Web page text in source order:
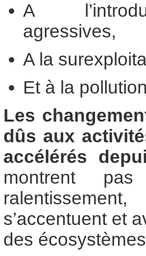
A
agressives,
A la
Et à la
Les
dûs aux
accélérés
montrent
s’accentuent et
des